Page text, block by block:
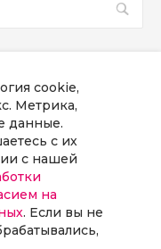
70
д. 8, стр. 1
cookie,
Метрика,
данные.
с их
с нашей
на
. Если вы не